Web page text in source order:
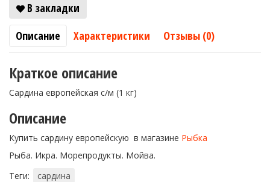
В закладки
Описание
Характеристики Отзывы (0)
Краткое описание
Сардина европейская с/м (1 кг)
Описание
Купить сардину европейскую в магазине Рыбка
Рыба. Икра. Морепродукты. Мойва.
Теги:
сардина